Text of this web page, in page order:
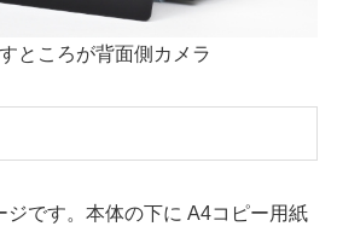
ところが背面側カメラ
ジです。本体の下に A4コピー用紙